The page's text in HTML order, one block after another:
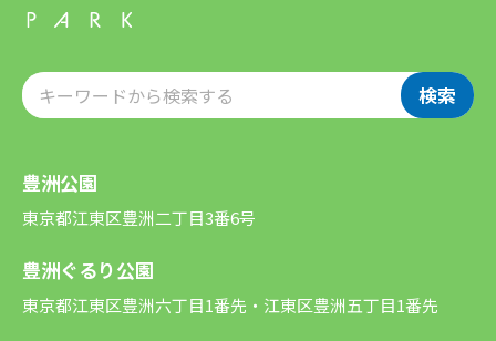
検索
豊洲公園
東京都江東区豊洲二丁目3番6号
豊洲ぐるり公園
東京都江東区豊洲六丁目1番先・江東区豊洲五丁目1番先